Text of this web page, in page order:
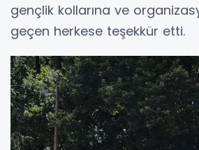
gençlik kollarına ve
geçen herkese teşekkür etti.